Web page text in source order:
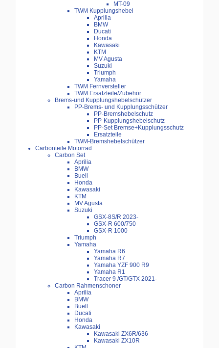
MT-09
TWM Kupplungshebel
Aprilia
BMW
Ducati
Honda
Kawasaki
KTM
MV Agusta
Suzuki
Triumph
Yamaha
TWM Fernversteller
TWM Ersatzteile/Zubehör
Brems-und Kupplungshebelschützer
PP-Brems- und Kupplungsschützer
PP-Bremshebelschutz
PP-Kupplungshebelschutz
PP-Set Bremse+Kupplungsschutz
Ersatzteile
TWM-Bremshebelschützer
Carbonteile Motorrad
Carbon Set
Aprilia
BMW
Buell
Honda
Kawasaki
KTM
MV Agusta
Suzuki
GSX-8S/R 2023-
GSX-R 600/750
GSX-R 1000
Triumph
Yamaha
Yamaha R6
Yamaha R7
Yamaha YZF 900 R9
Yamaha R1
Tracer 9 /GT/GTX 2021-
Carbon Rahmenschoner
Aprilia
BMW
Buell
Ducati
Honda
Kawasaki
Kawasaki ZX6R/636
Kawasaki ZX10R